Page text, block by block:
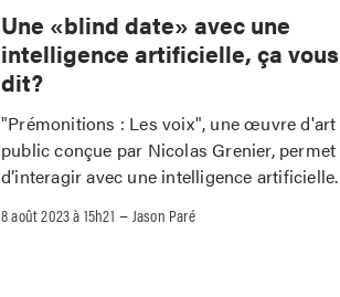
Une «blind date» avec une
intelligence artificielle, ça vous
dit?
"Prémonitions : Les voix", une œuvre d'art
public conçue par Nicolas Grenier, permet
d’interagir avec une intelligence artificielle.
8 août 2023 à 15h21 – Jason Paré